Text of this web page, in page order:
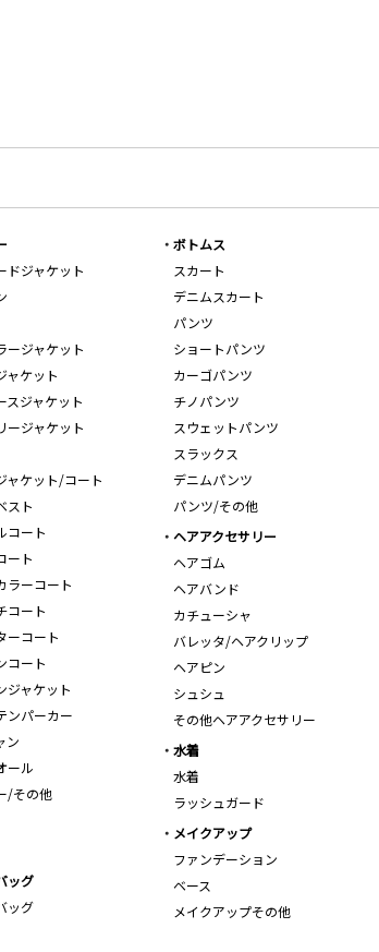
ドジャケット
ージャケット
ャケット
スジャケット
ージャケット
ャケット/コート
スト
コート
ート
ラーコート
コート
ーコート
コート
ジャケット
ンパーカー
ン
ール
/その他
ボトムス
スカート
デニムスカート
パンツ
ショートパンツ
カーゴパンツ
チノパンツ
スウェットパンツ
スラックス
デニムパンツ
パンツ/その他
ヘアアクセサリー
ヘアゴム
ヘアバンド
カチューシャ
バレッタ/ヘアクリップ
ヘアピン
シュシュ
その他ヘアアクセサリー
水着
水着
ラッシュガード
メイクアップ
ファンデーション
ベース
メイクアップその他
ッグ
ッグ